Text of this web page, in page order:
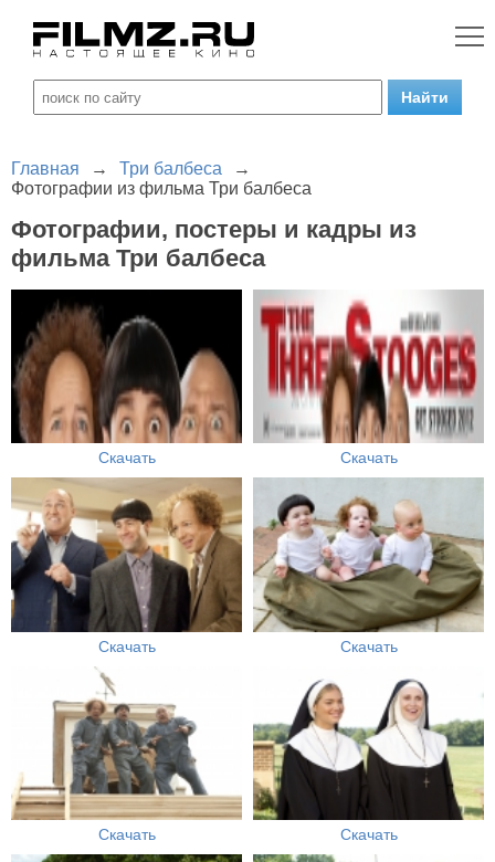
Главная → Три балбеса
→
Фотографии из фильма Три балбеса
Фотографии, постеры и кадры из
фильма Три балбеса
Скачать Скачать
Скачать Скачать
Скачать Скачать